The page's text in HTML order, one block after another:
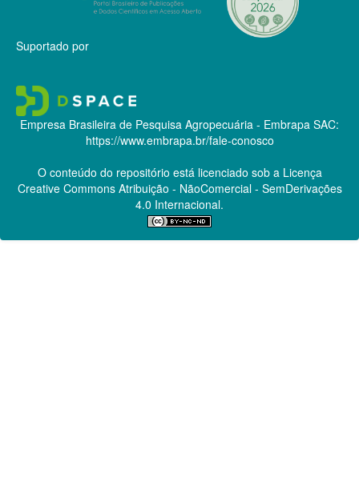
Suportado por
Empresa Brasileira de Pesquisa Agropecuária - Embrapa SAC:
https://www.embrapa.br/fale-conosco
O conteúdo do repositório está licenciado sob a Licença
Creative CommonsAtribuição - NãoComercial - SemDerivações
4.0 Internacional.